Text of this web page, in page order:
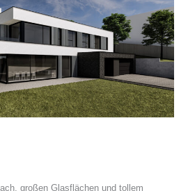
großen Glasflächen und tollem